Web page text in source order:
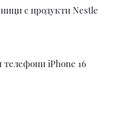
с продукти Nestle
телефони iPhone 16